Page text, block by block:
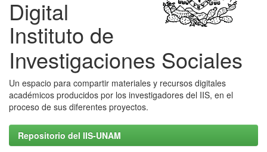
Digital
Instituto de
Investigaciones Sociales
Un espacio para compartir materiales y recursos digitales
académicos producidos por los investigadores del IIS, en el
proceso de sus diferentes proyectos.
Repositorio del IIS-UNAM